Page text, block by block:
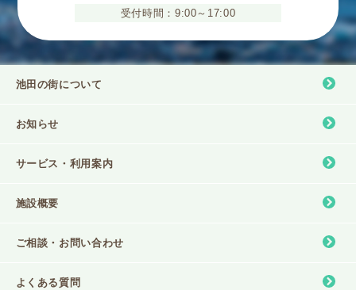
受付時間：9:00～17:00
池田の街について
お知らせ
サービス・利⽤案内
施設概要
ご相談・お問い合わせ
よくある質問